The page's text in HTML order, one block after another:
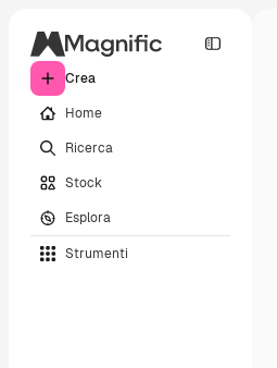
Crea
Home
Ricerca
Stock
Esplora
Strumenti